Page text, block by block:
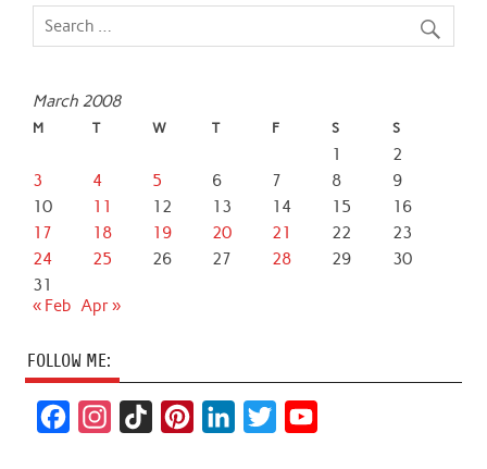
March 2008
M T W T F S S
1
2
3
4 5 6 7 8
9
10
11 12 13 14 15
16
17
18 19 20 21 22
23
24
25 26 27 28 29
30
31
« Feb Apr »
FOLLOW ME: